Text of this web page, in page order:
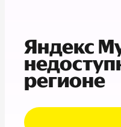
Яндекс
регионе